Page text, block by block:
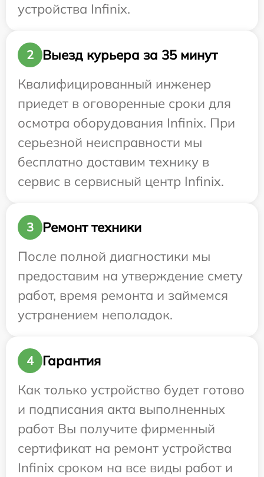
устройства Infinix.
2
Выезд курьера за 35 минут
Квалифицированный инженер
приедет в оговоренные сроки для
осмотра оборудования Infinix. При
серьезной неисправности мы
бесплатно доставим технику в
сервис в сервисный центр Infinix.
3
Ремонт техники
После полной диагностики мы
предоставим на утверждение смету
работ, время ремонта и займемся
устранением неполадок.
4
Гарантия
Как только устройство будет готово
и подписания акта выполненных
работ Вы получите фирменный
сертификат на ремонт устройства
Infinix сроком на все виды работ и